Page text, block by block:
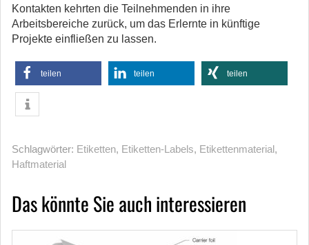
Kontakten kehrten die Teilnehmenden in ihre
Arbeitsbereiche zurück, um das Erlernte in künftige
Projekte einfließen zu lassen.
teilen teilen teilen
Schlagwörter: Etiketten, Etiketten-Labels, Etikettenmaterial,
Haftmaterial
Das könnte Sie auch interessieren